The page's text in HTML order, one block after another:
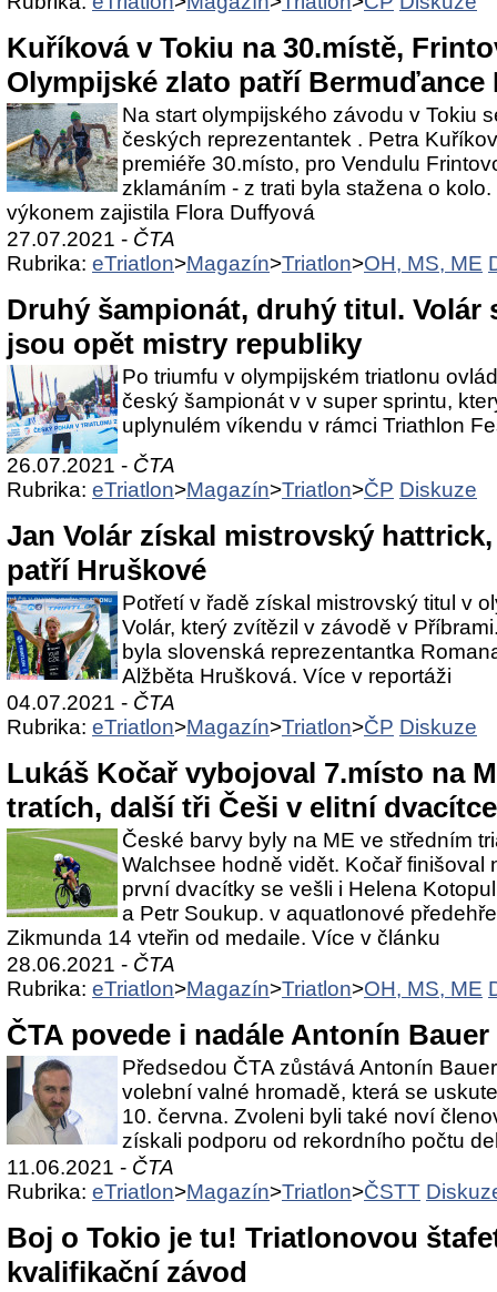
Kuříková v Tokiu na 30.místě,
Olympijské zlato patří Bermuďance
Na start olympijského závodu v Tokiu
českých reprezentantek . Petra
premiéře 30.místo, pro Vendulu
zklamáním - z trati byla stažena o
výkonem zajistila Flora Duffyová
27.07.2021 - ČTA
Rubrika: eTriatlon>Magazín>Triatlon>OH, MS, ME
Druhý šampionát, druhý titul. Volár
jsou opět mistry republiky
Po triumfu v olympijském triatlonu
český šampionát v v super sprintu,
uplynulém víkendu v rámci Triathlon
26.07.2021 - ČTA
Rubrika: eTriatlon>Magazín>Triatlon>ČP Diskuze
Jan Volár získal mistrovský
patří Hruškové
Potřetí v řadě získal mistrovský titul v
Volár, který zvítězil v závodě v
byla slovenská reprezentantka
Alžběta Hrušková. Více v reportáži
04.07.2021 - ČTA
Rubrika: eTriatlon>Magazín>Triatlon>ČP Diskuze
Lukáš Kočař vybojoval 7.místo na
tratích, další tři Češi v elitní dvacítce
České barvy byly na ME ve středním
Walchsee hodně vidět. Kočař finišoval
první dvacítky se vešli i Helena
a Petr Soukup. v aquatlonové
Zikmunda 14 vteřin od medaile. Více v článku
28.06.2021 - ČTA
Rubrika: eTriatlon>Magazín>Triatlon>OH, MS, ME
ČTA povede i nadále Antonín Bauer
Předsedou ČTA zůstává Antonín
volební valné hromadě, která se
10. června. Zvoleni byli také noví
získali podporu od rekordního počtu
11.06.2021 - ČTA
Rubrika: eTriatlon>Magazín>Triatlon>ČSTT
Boj o Tokio je tu! Triatlonovou
kvalifikační závod